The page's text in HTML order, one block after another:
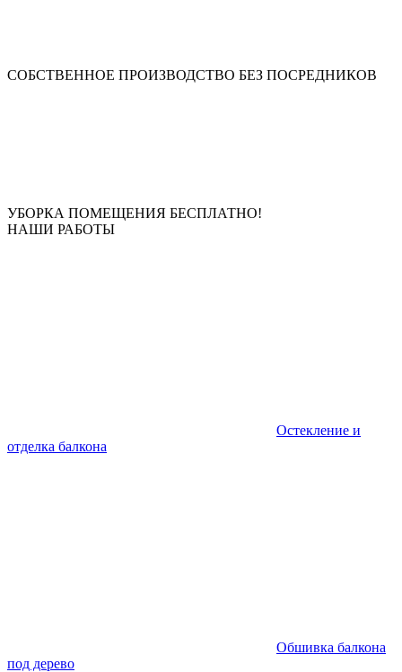
СОБСТВЕННОЕ ПРОИЗВОДСТВО БЕЗ ПОСРЕДНИКОВ
УБОРКА ПОМЕЩЕНИЯ БЕСПЛАТНО!
НАШИ РАБОТЫ
Остекление и
отделка балкона
Обшивка балкона
под дерево